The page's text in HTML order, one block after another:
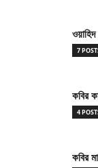
7
কবির
4
কবির